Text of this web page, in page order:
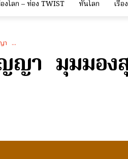
งโลก – ท่อง TWIST ทันโลก เรื่อ
า ...
ญญา มุมมอ